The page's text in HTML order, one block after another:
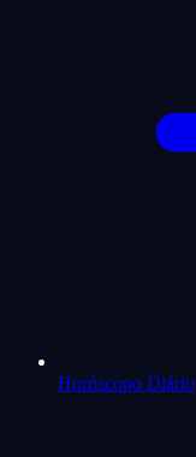
Horóscopo Diário